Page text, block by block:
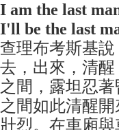
I am the last
I'll be the last
查理布考斯基
去，出來，​清
之間，露坦忍
之間如此清醒
壯烈。在車廂